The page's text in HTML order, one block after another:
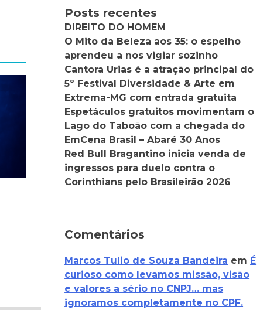
Posts recentes
DIREITO DO HOMEM
O Mito da Beleza aos 35: o espelho
aprendeu a nos vigiar sozinho
Cantora Urias é a atração principal do
5º Festival Diversidade & Arte em
Extrema-MG com entrada gratuita
Espetáculos gratuitos movimentam o
Lago do Taboão com a chegada do
EmCena Brasil – Abaré 30 Anos
Red Bull Bragantino inicia venda de
ingressos para duelo contra o
Corinthians pelo Brasileirão 2026
Comentários
Marcos Tulio de Souza Bandeira em É
curioso como levamos missão, visão
e valores a sério no CNPJ… mas
ignoramos completamente no CPF.